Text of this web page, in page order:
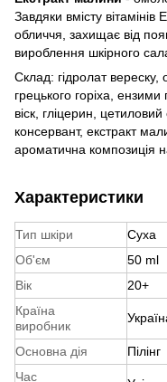
Завдяки вмісту
обличчя, захищає від
вироблення шкірного
Склад: гідролат вереску,
грецького горіха,
віск, гліцерин,
консервант, екстракт
ароматична композиція
Характеристики
Тип шкіри
Суха
Об'єм
50 ml
Вік
20+
Країна
виробник
Основна дія
Пілінг
Час